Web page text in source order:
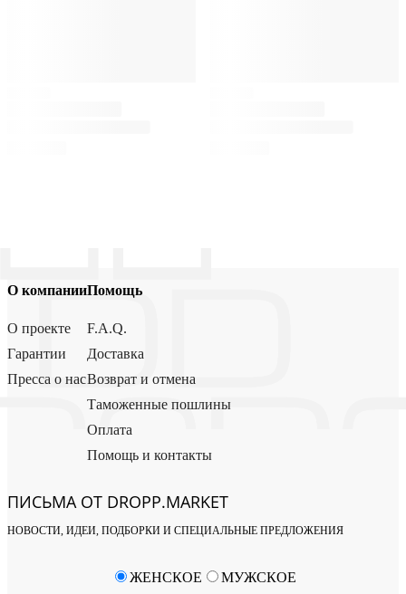
О компании
О проекте
Гарантии
Пресса о нас
Помощь
F.A.Q.
Доставка
Возврат и отмена
Таможенные пошлины
Оплата
Помощь и контакты
ПИСЬМА ОТ DROPP.MARKET
НОВОСТИ, ИДЕИ, ПОДБОРКИ И СПЕЦИАЛЬНЫЕ ПРЕДЛОЖЕНИЯ
ЖЕНСКОЕ МУЖСКОЕ